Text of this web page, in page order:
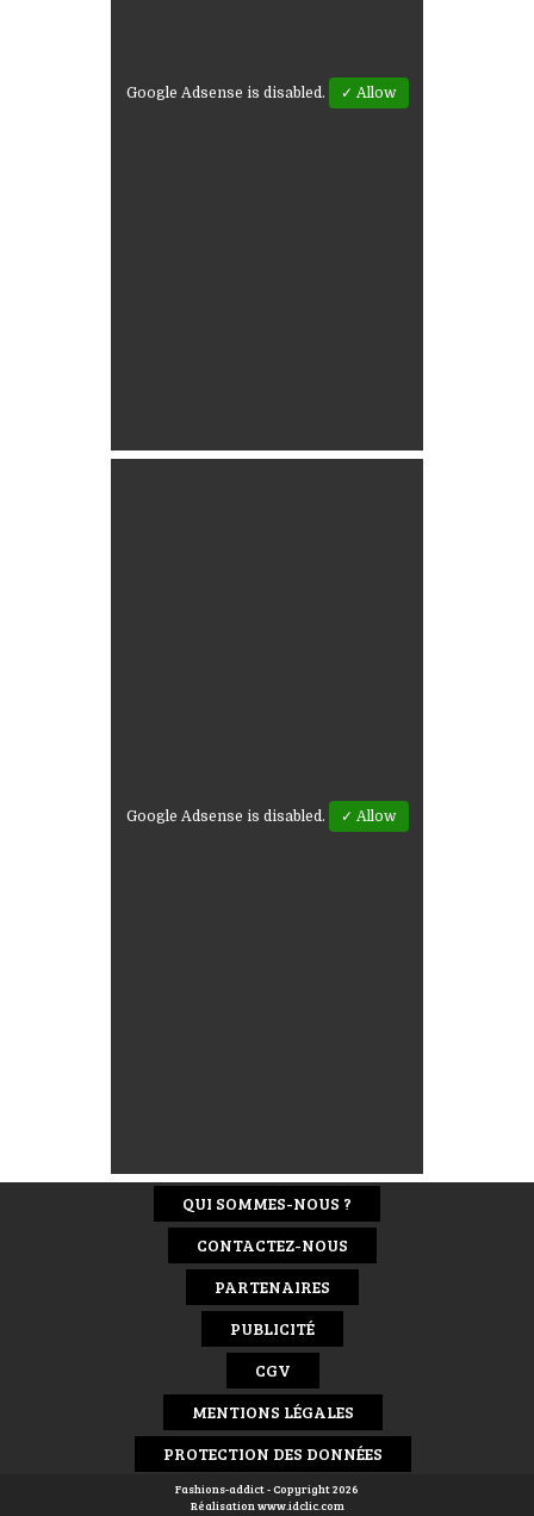
Google Adsense is disabled. ✓ Allow
Google Adsense is disabled. ✓ Allow
QUI SOMMES-NOUS ?
CONTACTEZ-NOUS
PARTENAIRES
PUBLICITÉ
CGV
MENTIONS LÉGALES
PROTECTION DES DONNÉES
Fashions-addict - Copyright 2026
Réalisationwww.idclic.com